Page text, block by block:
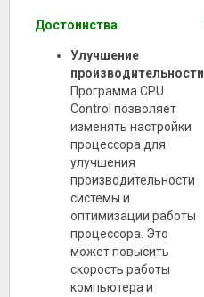
Достоинства
Улучшение
производительности
Программа CPU
Control позволяет
изменять настройки
процессора для
улучшения
производительности
системы и
оптимизации работы
процессора. Это
может повысить
скорость работы
компьютера и